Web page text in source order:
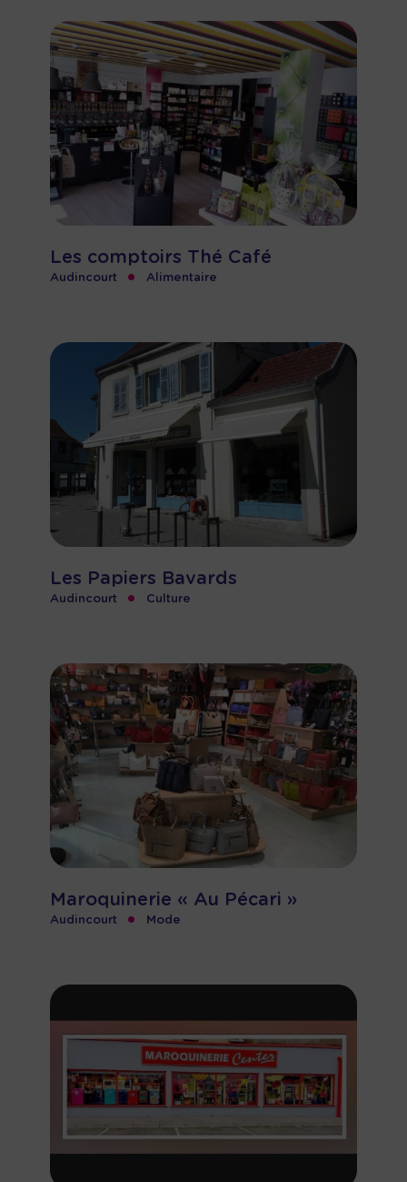
Les comptoirs Thé Café
Audincourt • Alimentaire
Les Papiers Bavards
Audincourt • Culture
Maroquinerie « Au Pécari »
Audincourt • Mode